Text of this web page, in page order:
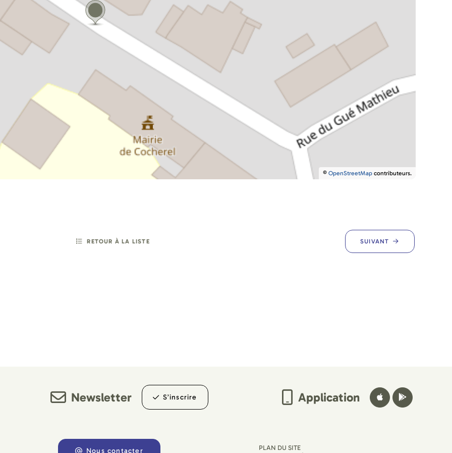
© OpenStreetMap contributeurs.
RETOUR À LA LISTE SUIVANT
Newsletter S’inscrire Application
Nous contacter
PLAN DU SITE